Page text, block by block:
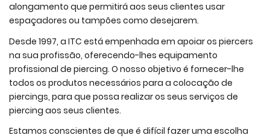
alongamento que permitirá aos seus clientes usar
espaçadores ou tampões como desejarem.
Desde 1997, a ITC está empenhada em apoiar os piercers
na sua profissão, oferecendo-lhes equipamento
profissional de piercing. O nosso objetivo é fornecer-lhe
todos os produtos necessários para a colocação de
piercings, para que possa realizar os seus serviços de
piercing aos seus clientes.
Estamos conscientes de que é difícil fazer uma escolha